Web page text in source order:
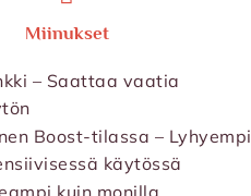
Miinukset
– Saattaa vaatia
Boost-tilassa – Lyhyempi
käytössä